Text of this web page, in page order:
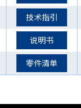
技术指引
说明书
零件清单